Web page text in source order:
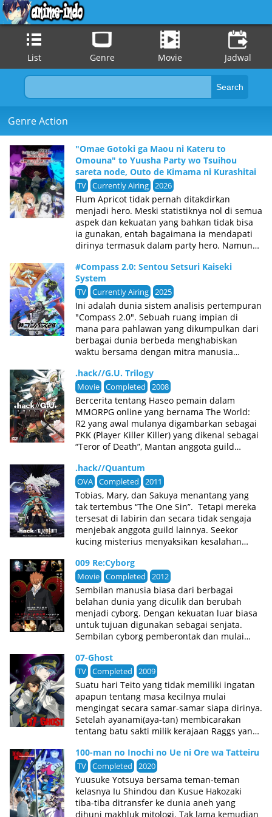
List Genre Movie Jadwal
Genre Action
"Omae Gotoki ga Maou ni Kateru to
Omouna" to Yuusha Party wo Tsuihou
sareta node, Outo de Kimama ni Kurashitai
TV Currently Airing 2026
Flum Apricot tidak pernah ditakdirkan
menjadi hero. Meski statistiknya nol di semua
aspek dan kekuatan yang bahkan tidak bisa
ia gunakan, entah bagaimana ia mendapati
dirinya termasuk dalam party hero. Namun
ketika sage terkenal party tersebut, Jean
Inteige, memutuskan gadis tak berguna itu
adalah beban mati dan mengatur agar ia
dijual sebagai budak.Dilempar ke monster
untuk dijadikan santapan demi hiburan
tuannya, Flum membuat pilihan putus asa
untuk meraih senjata terkutuk... dan sesuatu
yang baru terbangun di dalam dirinya. Kisah
grimdark tentang pencarian berlumuran
darah seorang wanita untuk merebut
kembali hidupnya!
#Compass 2.0: Sentou Setsuri Kaiseki
System
TV Currently Airing 2025
Ini adalah dunia sistem analisis pertempuran
"Compass 2.0". Sebuah ruang impian di
mana para pahlawan yang dikumpulkan dari
berbagai dunia berbeda menghabiskan
waktu bersama dengan mitra manusia
oleh pertempuran pahlawan sangat penting
untuk operasi #Compass, dan bertarung
adalah tanggung jawab mereka. Namun,
seorang pahlawan bermasalah bernama 13
menolak mencari mitra atau bertarung, dan
berada di ambang pengusiran dari dunia
#Compass 2.0! Sementara itu, Jin, pemain
pemula yang baru saja tiba di dunia
#Compass 2.0, tampak tertarik pada 13
sebagai mitra potensial. Namun, insiden
besar mulai terjadi di dunia #Compass 2.0...
Mungkinkah kunci penyelesaian masalah ini
adalah kemampuan khusus 13? Bisakah
pahlawan bermasalah kita dan mitra barunya
mengembalikan kedamaian ke dunia
#Compass 2.0?
.hack//G.U. Trilogy
Movie Completed 2008
Bercerita tentang Haseo pemain dalam
MMORPG online yang bernama The World:
R2 yang awal mulanya digambarkan sebagai
PKK (Player Killer Killer) yang dikenal sebagai
“Teror of Death”, Mantan anggota guild
dengan Azure Kite yang dipanggil sebagai
Tri-Edge yang di kiranya membuat Shino
koma. Azure Kite dengan mudahnya
mengalahkan Haseo dan men Data Drainnya,
mengurangi levelnya nya dari 133 ke1 dan
meninggalkan dia tanpa item, senjata, atau
member andresses. Dia pergi dengan sebuah
misteri di tangannya ”mengapa Azure Kite
sudah memiliki kemampuan tersebut”.
(Source: AniDB)
.hack//Quantum
OVA Completed 2011
Tobias, Mary, dan Sakuya menantang yang
tak tertembus “The One Sin”. Tetapi mereka
tersesat di labirin dan secara tidak sengaja
menjebak anggota guild lainnya. Seekor
kucing misterius menyaksikan kesalahan
NPC?
009 Re:Cyborg
Movie Completed 2012
Sembilan manusia biasa dari berbagai
belahan dunia yang diculik dan berubah
menjadi cyborg. Dengan kekuatan luar biasa
untuk tujuan digunakan sebagai senjata.
Sembilan cyborg pemberontak dan mulai
nama keadilan dan perdamaian dunia.
Puluhan tahun kemudian, sembilan cyborg
tampaknya tak tersentuh oleh waktu, tetapi
mereka hidup di dunia di mana “keadilan”
memiliki banyak nuansa sebagai jumlah
orang yang hidup di planet ini. Apa tempat
mereka di dunia sekarang? (Source:
Production I.G Official Website)
07-Ghost
TV Completed 2009
Suatu hari Teito yang tidak memiliki ingatan
apapun tentang masa kecilnya mulai
mengingat secara samar-samar siapa dirinya.
Setelah ayanami(aya-tan) membicarakan
tentang batu sakti milik kerajaan Raggs yang
Teito yang mulai sedikit kembali, Teito
mencoba membunuh Aya-tan tentu saja
dengan mudah digagalkan oleh anak buah
Aya-tan dan mengakibatkan Teito dipenjara.
Mikage sahabat pertama Teito yang
mengetahi Teito dipenjara menyusup ke sana
100-man no Inochi no Ue ni Ore wa Tatteiru
TV Completed 2020
Yuusuke Yotsuya bersama teman-teman
kelasnya Iu Shindou dan Kusue Hakozaki
tiba-tiba ditransfer ke dunia aneh yang
dihuni makhluk mitologi. Tak lama kemudian